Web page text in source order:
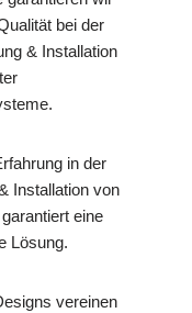
bei der
& Installation
in der
Installation von
eine
Lösung.
vereinen